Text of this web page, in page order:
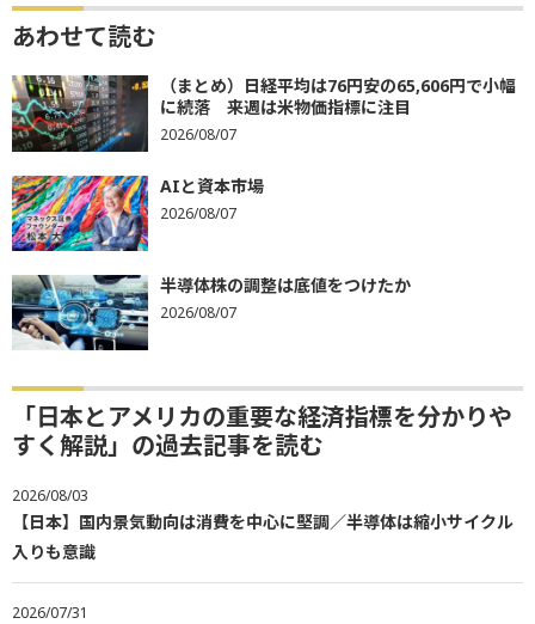
あわせて読む
（まとめ）日経平均は76円安の65,606円で小幅
に続落 来週は米物価指標に注目
2026/08/07
AIと資本市場
2026/08/07
半導体株の調整は底値をつけたか
2026/08/07
「日本とアメリカの重要な経済指標を分かりや
すく解説」の過去記事を読む
2026/08/03
【日本】国内景気動向は消費を中心に堅調／半導体は縮小サイクル
入りも意識
2026/07/31